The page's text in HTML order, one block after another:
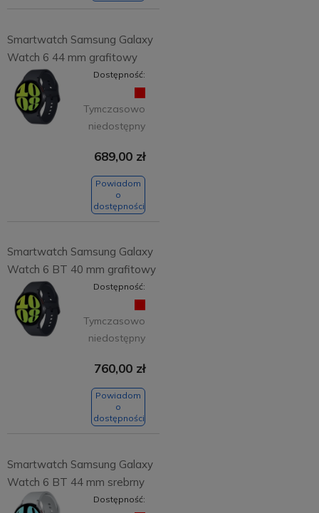
Smartwatch Samsung Galaxy
Watch 6 44 mm grafitowy
Dostępność:
Tymczasowo
niedostępny
689,00 zł
Powiadom
o
dostępności
Smartwatch Samsung Galaxy
Watch 6 BT 40 mm grafitowy
Dostępność:
Tymczasowo
niedostępny
760,00 zł
Powiadom
o
dostępności
Smartwatch Samsung Galaxy
Watch 6 BT 44 mm srebrny
Dostępność: